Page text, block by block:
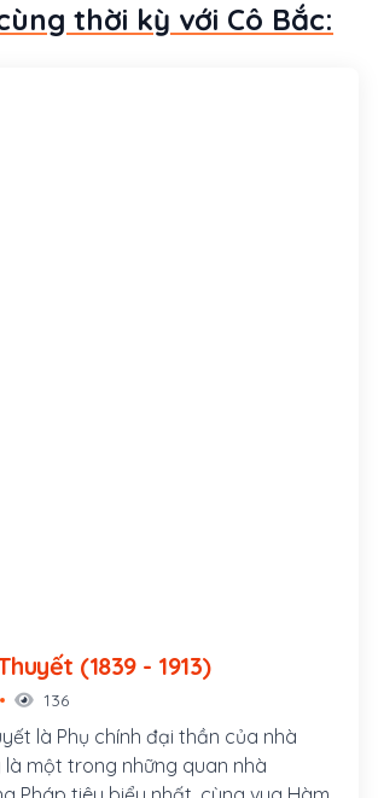
thời kỳ với Cô Bắc:
Tôn Thất Thuyết (1839 - 1913)
136
là Phụ chính đại thần của nhà
là một trong những quan nhà